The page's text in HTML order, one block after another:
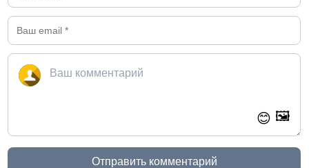
😊 🖼️
Отправить комментарий